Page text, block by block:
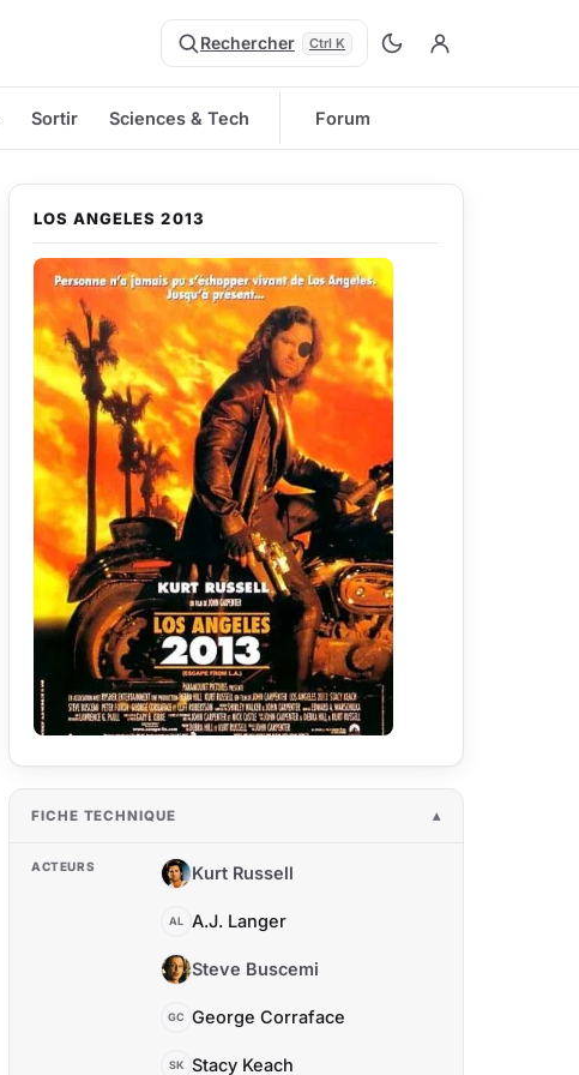
Rechercher Ctrl K
Sortir Sciences & Tech Forum
LOS ANGELES 2013
FICHE TECHNIQUE
ACTEURS KR Kurt Russell
AL A.J. Langer
SB Steve Buscemi
GC George Corraface
SK Stacy Keach